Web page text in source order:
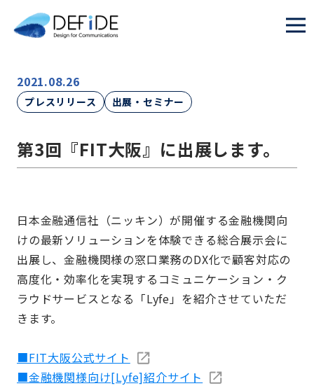
2021.08.26
プレスリリース 出展・セミナー
第3回『FIT大阪』に出展します。
日本金融通信社（ニッキン）が開催する金融機関向
けの最新ソリューションを体験できる総合展示会に
出展し、金融機関様の窓口業務のDX化で顧客対応の
高度化・効率化を実現するコミュニケーション・ク
ラウドサービスとなる「Lyfe」を紹介させていただ
きます。
■FIT大阪公式サイト
■金融機関様向け[Lyfe]紹介サイト